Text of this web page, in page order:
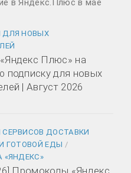
НОВЫХ
Плюс» на
подписку для новых
| Август 2026
ДОСТАВКИ
ГОТОВОЙ ЕДЫ /
«ЯНДЕКС»
Промокоды «Яндекс